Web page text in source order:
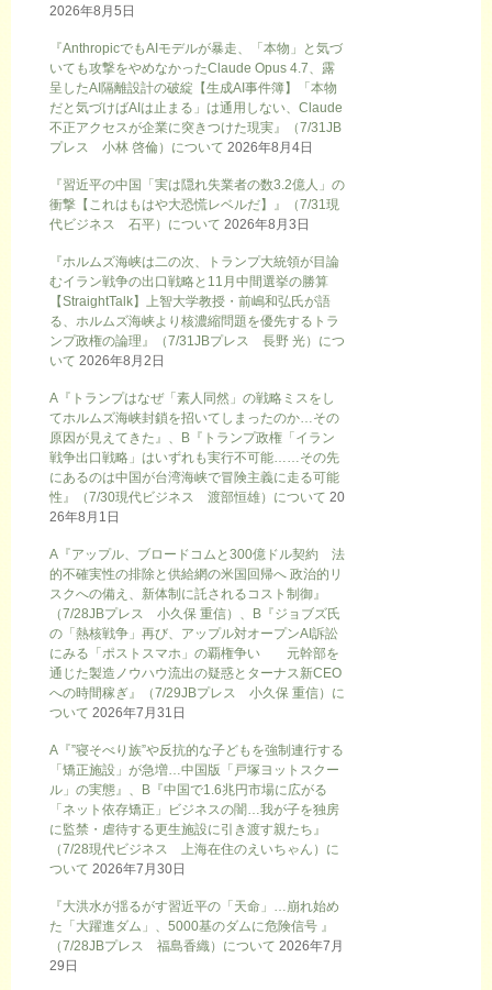
2026年8月5日
『AnthropicでもAIモデルが暴走、「本物」と気づ
いても攻撃をやめなかったClaude Opus 4.7、露
呈したAI隔離設計の破綻【生成AI事件簿】「本物
だと気づけばAIは止まる」は通用しない、Claude
不正アクセスが企業に突きつけた現実』（7/31JB
プレス 小林 啓倫）について 2026年8月4日
『習近平の中国「実は隠れ失業者の数3.2億人」の
衝撃【これはもはや大恐慌レベルだ】』（7/31現
代ビジネス 石平）について 2026年8月3日
『ホルムズ海峡は二の次、トランプ大統領が目論
むイラン戦争の出口戦略と11月中間選挙の勝算
【StraightTalk】上智大学教授・前嶋和弘氏が語
る、ホルムズ海峡より核濃縮問題を優先するトラ
ンプ政権の論理』（7/31JBプレス 長野 光）につ
いて 2026年8月2日
A『トランプはなぜ「素人同然」の戦略ミスをし
てホルムズ海峡封鎖を招いてしまったのか…その
原因が見えてきた』、B『トランプ政権「イラン
戦争出口戦略」はいずれも実行不可能……その先
にあるのは中国が台湾海峡で冒険主義に走る可能
性』（7/30現代ビジネス 渡部恒雄）について 20
26年8月1日
A『アップル、ブロードコムと300億ドル契約 法
的不確実性の排除と供給網の米国回帰へ 政治的リ
スクへの備え、新体制に託されるコスト制御』
（7/28JBプレス 小久保 重信）、B『ジョブズ氏
の「熱核戦争」再び、アップル対オープンAI訴訟
にみる「ポストスマホ」の覇権争い 元幹部を
通じた製造ノウハウ流出の疑惑とターナス新CEO
への時間稼ぎ』（7/29JBプレス 小久保 重信）に
ついて 2026年7月31日
A『”寝そべり族”や反抗的な子どもを強制連行する
「矯正施設」が急増…中国版「戸塚ヨットスクー
ル」の実態』、B『中国で1.6兆円市場に広がる
「ネット依存矯正」ビジネスの闇…我が子を独房
に監禁・虐待する更生施設に引き渡す親たち』
（7/28現代ビジネス 上海在住のえいちゃん）に
ついて 2026年7月30日
『大洪水が揺るがす習近平の「天命」…崩れ始め
た「大躍進ダム」、5000基のダムに危険信号 』
（7/28JBプレス 福島香織）について 2026年7月
29日